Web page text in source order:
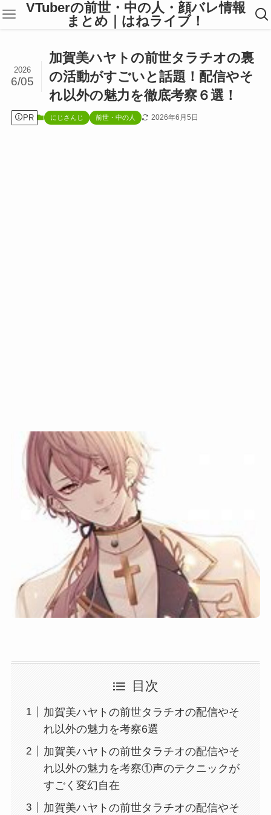
VTuberの前世・中の人・顔バレ情報
まとめ｜はねライブ！
加賀美ハヤトの前世タラチオの裏
の活動がすごいと話題！配信やそ
れ以外の魅力を徹底考察６選！
2026
6/05
PR にじさんじ 前世・中の人 2026年6月5日
目次
加賀美ハヤトの前世タラチオの配信やそ
れ以外の魅力を考察6選
加賀美ハヤトの前世タラチオの配信やそ
れ以外の魅力を考察①声のテクニックが
すごく変幻自在
加賀美ハヤトの前世タラチオの配信やそ